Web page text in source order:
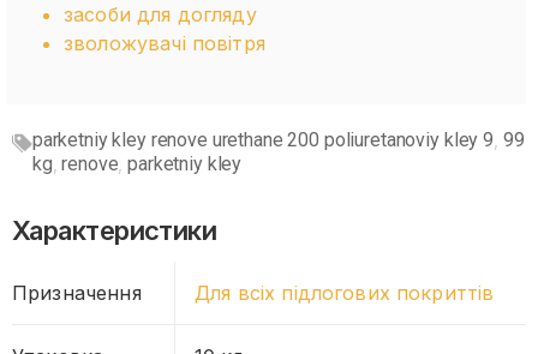
засоби для догляду
зволожувачі повітря
parketniy kley renove urethane 200 poliuretanoviy kley 9 99
kg ,renove ,parketniy kley
Характеристики
Призначення Для всіх підлогових покриттів